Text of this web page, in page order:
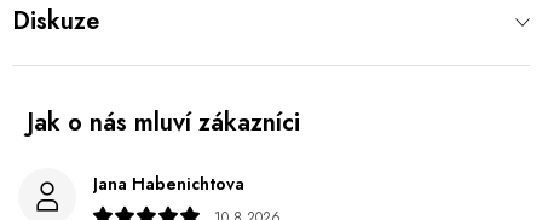
Diskuze
Jana Habenichtova